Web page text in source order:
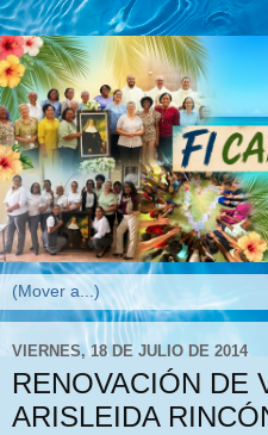
VIERNES, 18 DE JULIO DE 2014
RENOVACIÓN DE
ARISLEIDA